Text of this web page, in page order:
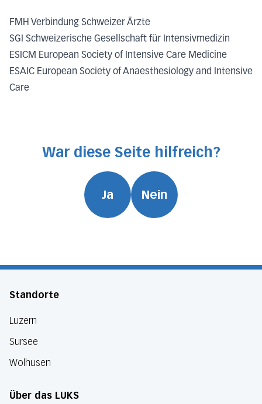
FMH Verbindung Schweizer Ärzte
SGI Schweizerische Gesellschaft für Intensivmedizin
ESICM European Society of Intensive Care Medicine
ESAIC European Society of Anaesthesiology and Intensive
Care
War diese Seite hilfreich?
Ja Nein
Standorte
Luzern
Sursee
Wolhusen
Über das LUKS